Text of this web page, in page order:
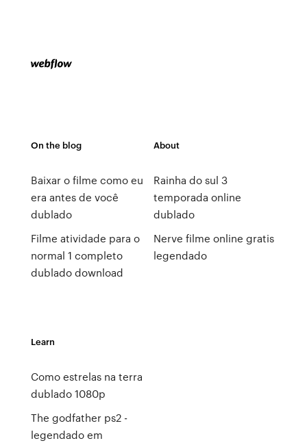
On the blog
Baixar o filme como eu
era antes de você
dublado
Filme atividade para o
normal 1 completo
dublado download
About
Rainha do sul 3
temporada online
dublado
Nerve filme online gratis
legendado
Learn
Como estrelas na terra
dublado 1080p
The godfather ps2 -
legendado em